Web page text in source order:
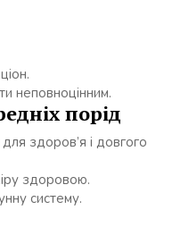
неповноцінним.
порід
здоров’я і довгого
здоровою.
систему.